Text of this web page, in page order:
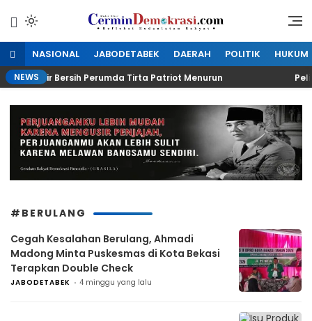
konten
CerminDemokrasi.com
Refleksi Kedaulatan Rakyat
NASIONAL JABODETABEK DAERAH POLITIK HUKUM
NEWSAir Bersih Perumda Tirta Patriot Menurun
#BERULANG
Cegah Kesalahan Berulang, Ahmadi
Madong Minta Puskesmas di Kota Bekasi
Terapkan Double Check
JABODETABEK 4 minggu yang lalu